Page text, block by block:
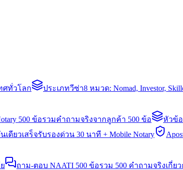
ศทั่วโลก ประเภทวีซ่า8 หมวด: Nomad, Investor,
500 ข้อรวมคำถามจริงจากลูกค้า 500 ข้อ หัวข้อ
เดียวเสร็จรับรองด่วน 30 นาที + Mobile Notary
ถาม-ตอบ NAATI 500 ข้อรวม 500 คำถามจริงเกี่ย